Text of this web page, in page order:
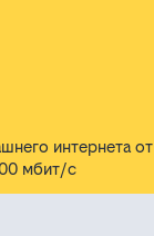
интернета от
мбит/с